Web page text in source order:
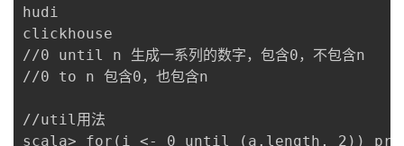
hudi
clickhouse
//0 until n 生成一系列的数字，包含0，不包含n
//0 to n 包含0，也包含n
//util用法
scala> for(i <- 0 until (a.length, 2))